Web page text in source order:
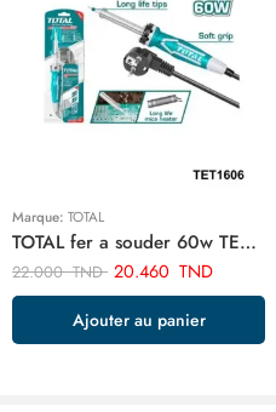
Marque: TOTAL
TOTAL fer a souder 60w TET1606
22.000TND 20.460 TND
Ajouter au panier